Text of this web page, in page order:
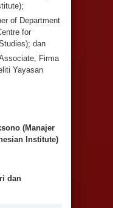
of Department
for
dan
Firma
Yayasan
(Manajer
Institute)
dan